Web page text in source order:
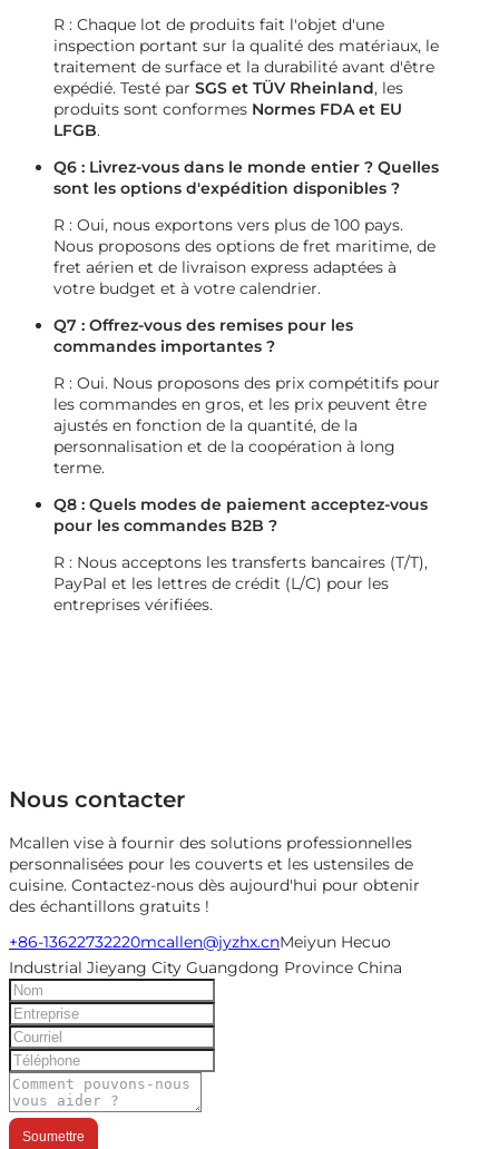
R : Chaque lot de produits fait l'objet d'une
inspection portant sur la qualité des matériaux, le
traitement de surface et la durabilité avant d'être
expédié. Testé par SGS et TÜV Rheinland, les
produits sont conformes Normes FDA et EU
LFGB.
Q6 : Livrez-vous dans le monde entier ? Quelles
sont les options d'expédition disponibles ?
R : Oui, nous exportons vers plus de 100 pays.
Nous proposons des options de fret maritime, de
fret aérien et de livraison express adaptées à
votre budget et à votre calendrier.
Q7 : Offrez-vous des remises pour les
commandes importantes ?
R : Oui. Nous proposons des prix compétitifs pour
les commandes en gros, et les prix peuvent être
ajustés en fonction de la quantité, de la
personnalisation et de la coopération à long
terme.
Q8 : Quels modes de paiement acceptez-vous
pour les commandes B2B ?
R : Nous acceptons les transferts bancaires (T/T),
PayPal et les lettres de crédit (L/C) pour les
entreprises vérifiées.
Nous contacter
Mcallen vise à fournir des solutions professionnelles
personnalisées pour les couverts et les ustensiles de
cuisine. Contactez-nous dès aujourd'hui pour obtenir
des échantillons gratuits !
+86-13622732220mcallen@jyzhx.cnMeiyun Hecuo
Industrial Jieyang City Guangdong Province China
Soumettre